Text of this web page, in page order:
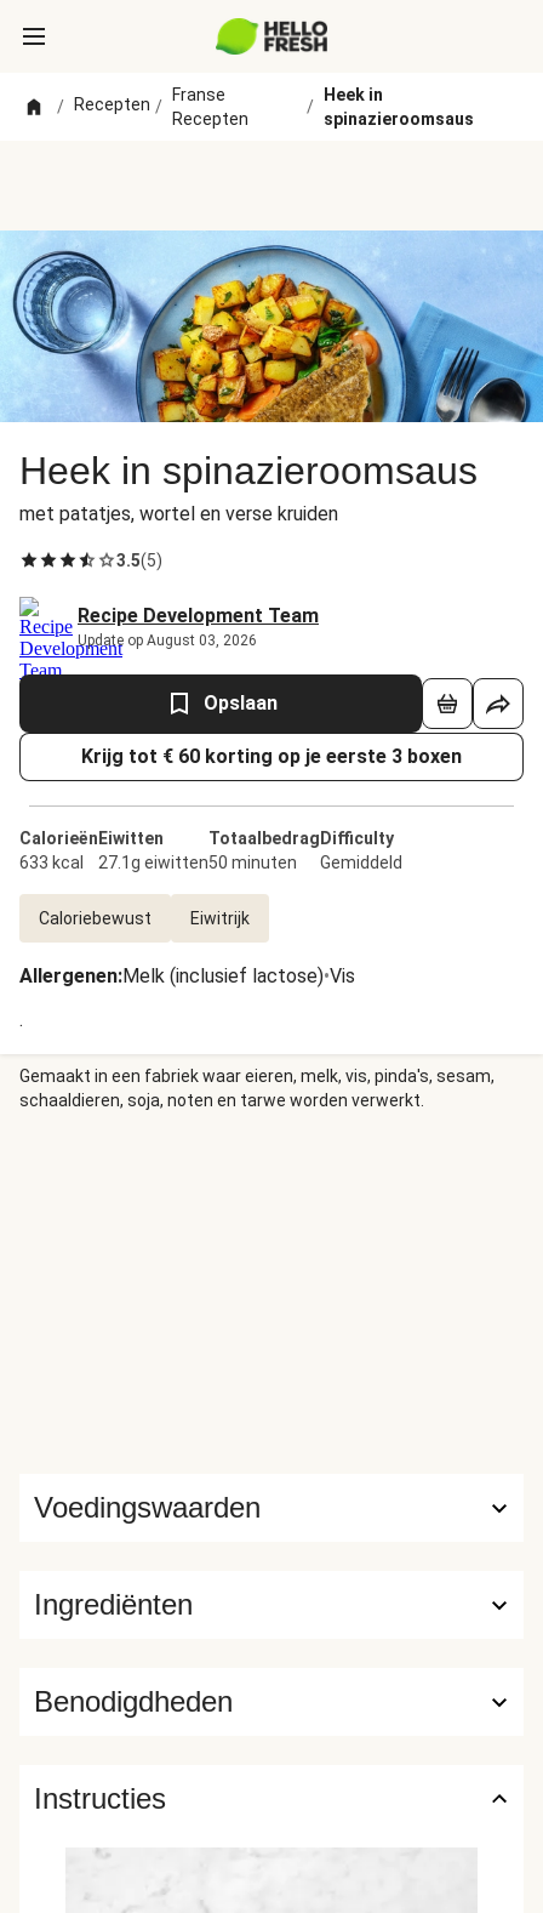
/ Recepten /
Franse
Recepten
/
Heek in
spinazieroomsaus
Heek in spinazieroomsaus
met patatjes, wortel en verse kruiden
3.5(5)
Recipe Development Team
Update op August 03, 2026
Opslaan
Krijg tot € 60 korting op je eerste 3 boxen
Calorieën
633 kcal
Eiwitten
27.1g eiwitten
Totaalbedrag
50 minuten
Difficulty
Gemiddeld
Caloriebewust Eiwitrijk
Allergenen:Melk (inclusief lactose)•Vis
.
Gemaakt in een fabriek waar eieren, melk, vis, pinda's, sesam,
schaaldieren, soja, noten en tarwe worden verwerkt.
Ingrediënten
Voedingswaarden
Benodigdheden
Instructies